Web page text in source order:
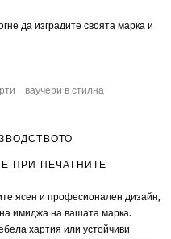
да изградите своята марка и
– ваучери в стилна
ПРИ ПЕЧАТНИТЕ
ясен и професионален дизайн,
имиджа на вашата марка.
хартия или устойчиви